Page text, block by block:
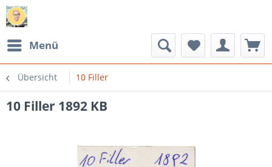
Menü
Übersicht 10 Filler
10 Filler 1892 KB